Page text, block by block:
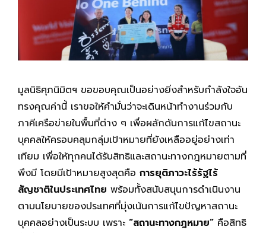
มูลนิธิศุภนิมิตฯ ขอขอบคุณเป็นอย่างยิ่งสำหรับกำลังใจอัน
ทรงคุณค่านี้ เราขอให้คำมั่นว่าจะเดินหน้าทำงานร่วมกับ
ภาคีเครือข่ายในพื้นที่ต่าง ๆ เพื่อผลักดันการแก้ไขสถานะ
บุคคลให้ครอบคลุมกลุ่มเป้าหมายที่ยังเหลืออยู่อย่างเท่า
เทียม เพื่อให้ทุกคนได้รับสิทธิและสถานะทางกฎหมายตามที่
พึงมี โดยมีเป้าหมายสูงสุดคือ การยุติภาวะไร้รัฐไร้
สัญชาติในประเทศไทย พร้อมทั้งสนับสนุนการดำเนินงาน
ตามนโยบายของประเทศที่มุ่งเน้นการแก้ไขปัญหาสถานะ
บุคคลอย่างเป็นระบบ เพราะ “สถานะทางกฎหมาย” คือสิทธิ